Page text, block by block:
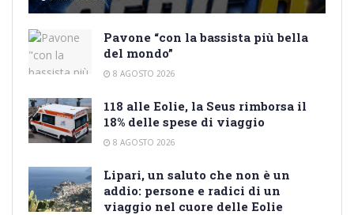
Pavone “con la bassista più bella
del mondo”
8 AGOSTO 2026
118 alle Eolie, la Seus rimborsa il
18% delle spese di viaggio
8 AGOSTO 2026
Lipari, un saluto che non è un
addio: persone e radici di un
viaggio nel cuore delle Eolie